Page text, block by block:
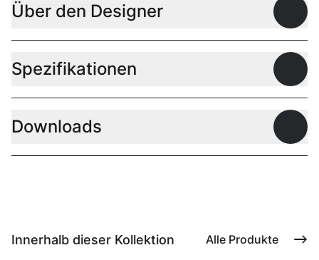
Über den Designer
Spezifikationen
Downloads
Innerhalb dieser Kollektion Alle Produkte